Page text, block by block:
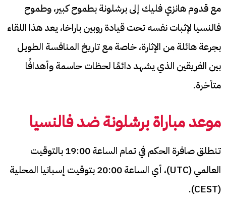
مع قدوم هانزي فليك إلى برشلونة بطموح كبير، وطموح
فالنسيا لإثبات نفسه تحت قيادة روبين باراخا، يعد هذا اللقاء
بجرعة هائلة من الإثارة، خاصة مع تاريخ المنافسة الطويل
بين الفريقين الذي يشهد دائمًا لحظات حاسمة وأهدافًا
متأخرة.
موعد مباراة برشلونة ضد فالنسيا
تنطلق صافرة الحكم في تمام الساعة 19:00 بالتوقيت
العالمي (UTC)، أي الساعة 20:00 بتوقيت إسبانيا المحلية
(CEST).